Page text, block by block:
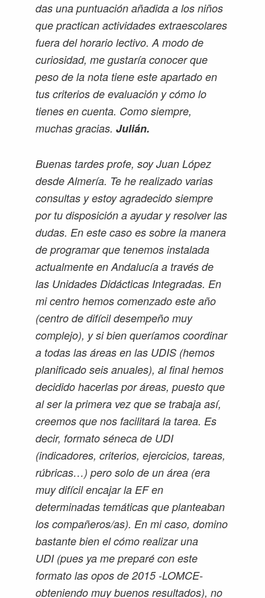
das una puntuación añadida a los niños
que practican actividades extraescolares
fuera del horario lectivo. A modo de
curiosidad, me gustaría conocer que
peso de la nota tiene este apartado en
tus criterios de evaluación y cómo lo
tienes en cuenta. Como siempre,
muchas gracias. Julián.
Buenas tardes profe, soy Juan López
desde Almería. Te he realizado varias
consultas y estoy agradecido siempre
por tu disposición a ayudar y resolver las
dudas. En este caso es sobre la manera
de programar que tenemos instalada
actualmente en Andalucía a través de
las Unidades Didácticas Integradas. En
mi centro hemos comenzado este año
(centro de difícil desempeño muy
complejo), y si bien queríamos coordinar
a todas las áreas en las UDIS (hemos
planificado seis anuales), al final hemos
decidido hacerlas por áreas, puesto que
al ser la primera vez que se trabaja así,
creemos que nos facilitará la tarea. Es
decir, formato séneca de UDI
(indicadores, criterios, ejercicios, tareas,
rúbricas…) pero solo de un área (era
muy difícil encajar la EF en
determinadas temáticas que planteaban
los compañeros/as). En mi caso, domino
bastante bien el cómo realizar una
UDI (pues ya me preparé con este
formato las opos de 2015 -LOMCE-
obteniendo muy buenos resultados), no